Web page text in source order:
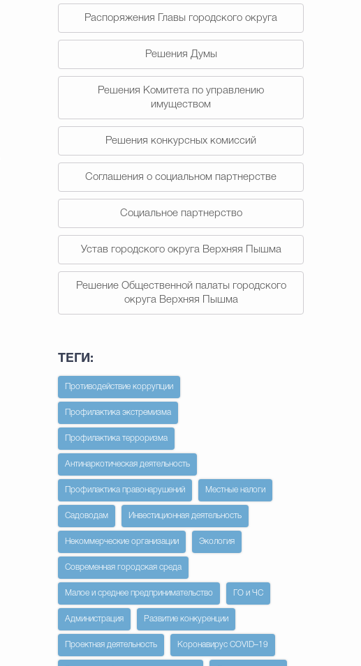
Распоряжения Главы городского округа
Решения Думы
Решения Комитета по управлению
имуществом
Решения конкурсных комиссий
Соглашения о социальном партнерстве
Социальное партнерство
Устав городского округа Верхняя Пышма
Решение Общественной палаты городского
округа Верхняя Пышма
ТЕГИ:
Противодействие коррупции
Профилактика экстремизма
Профилактика терроризма
Антинаркотическая деятельность
Профилактика правонарушений Местные налоги
Садоводам Инвестиционная деятельность
Некоммерческие организации Экология
Современная городская среда
Малое и среднее предпринимательство ГО и ЧС
Администрация Развитие конкуренции
Проектная деятельность Коронавирус COVID–19